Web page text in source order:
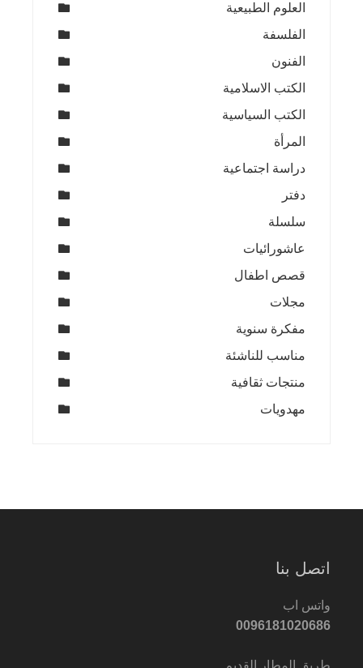
العلوم الطبيعية
الفلسفة
الفنون
الكتب الاسلامية
الكتب السياسية
المرأة
دراسة اجتماعية
دفتر
سلسلة
عاشورائيات
قصص اطفال
مجلات
مفكرة سنوية
مناسب للناشئة
منتجات ثقافية
مهدويات
اتصل بنا
واتس اب
0096181020686